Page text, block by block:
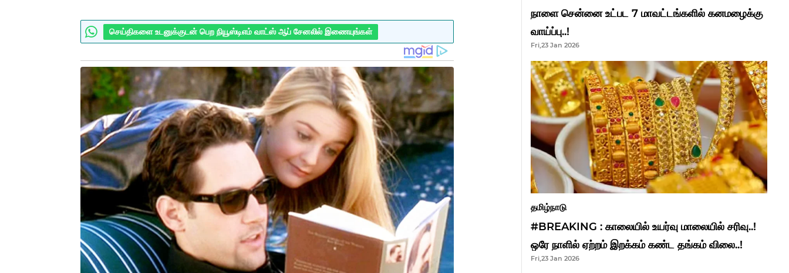
செய்திகளை உடனுக்குடன் பெற நியூஸ்டிஎம் வாட்ஸ் ஆப் சேனலில் இணையுங்கள்
நாளை சென்னை உட்பட 7 மாவட்டங்களில் கனமழைக்கு
வாய்ப்பு..!
Fri,23 Jan 2026
தமிழ்நாடு
#BREAKING : காலையில் உயர்வு மாலையில் சரிவு..!
ஒரே நாளில் ஏற்றம் இறக்கம் கண்ட தங்கம் விலை..!
Fri,23 Jan 2026